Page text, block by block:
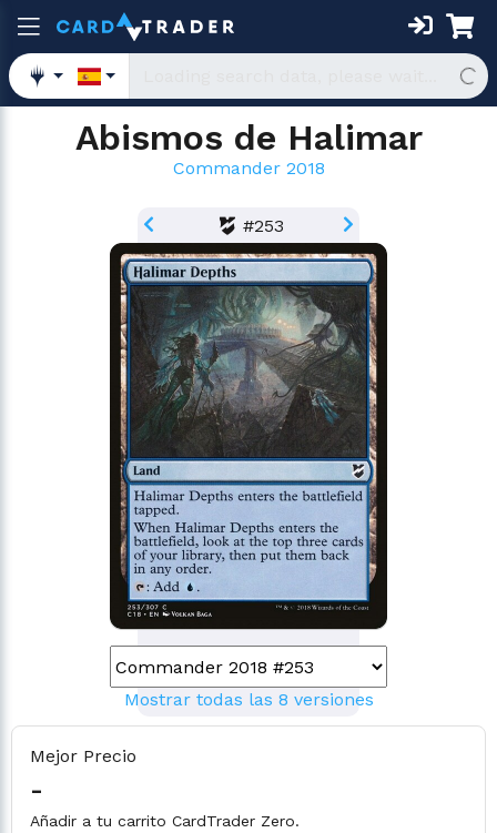
Abismos de Halimar
Commander 2018
#253
Mostrar todas las 8 versiones
Mejor Precio
-
Añadir a tu carrito CardTrader Zero.